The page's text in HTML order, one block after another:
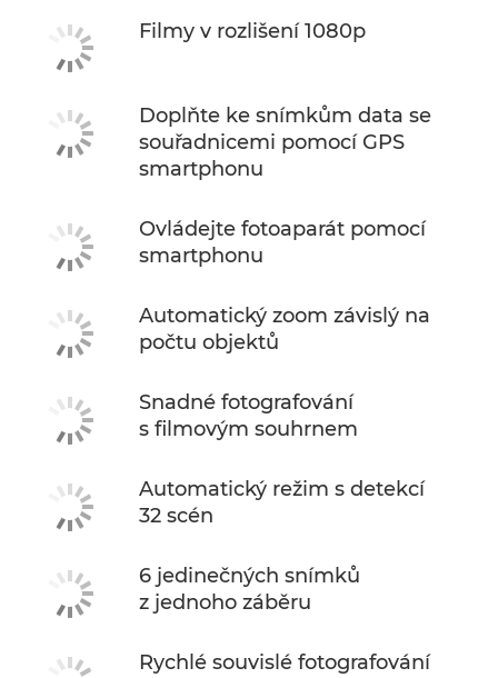
Filmy v rozlišení 1080p
Doplňte ke snímkům data se
souřadnicemi pomocí GPS
smartphonu
Ovládejte fotoaparát pomocí
smartphonu
Automatický zoom závislý na
počtu objektů
Snadné fotografování
s filmovým souhrnem
Automatický režim s detekcí
32 scén
6 jedinečných snímků
z jednoho záběru
Rychlé souvislé fotografování